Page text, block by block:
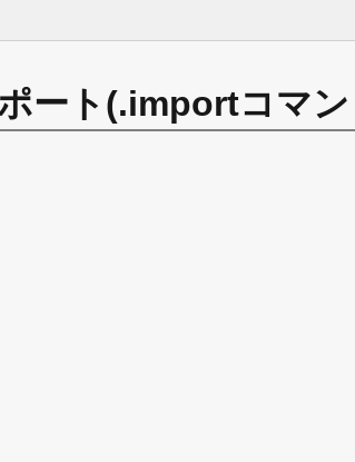
ート(.importコマ